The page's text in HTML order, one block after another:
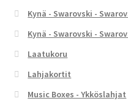
Kynä - Swarovski -
Kynä - Swarovski -
Laatukoru
Lahjakortit
Music Boxes - Ykköslahjat